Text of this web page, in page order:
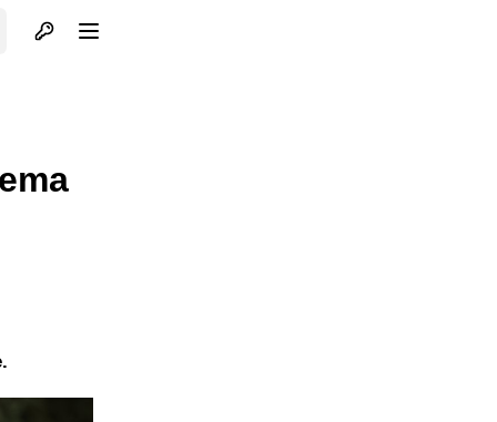
Otvori profil